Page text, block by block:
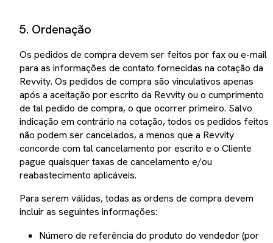
5. Ordenação
Os pedidos de compra devem ser feitos por fax ou e-mail
para as informações de contato fornecidas na cotação da
Revvity. Os pedidos de compra são vinculativos apenas
após a aceitação por escrito da Revvity ou o cumprimento
de tal pedido de compra, o que ocorrer primeiro. Salvo
indicação em contrário na cotação, todos os pedidos feitos
não podem ser cancelados, a menos que a Revvity
concorde com tal cancelamento por escrito e o Cliente
pague quaisquer taxas de cancelamento e/ou
reabastecimento aplicáveis.
Para serem válidas, todas as ordens de compra devem
incluir as seguintes informações:
Número de referência do produto do vendedor (por